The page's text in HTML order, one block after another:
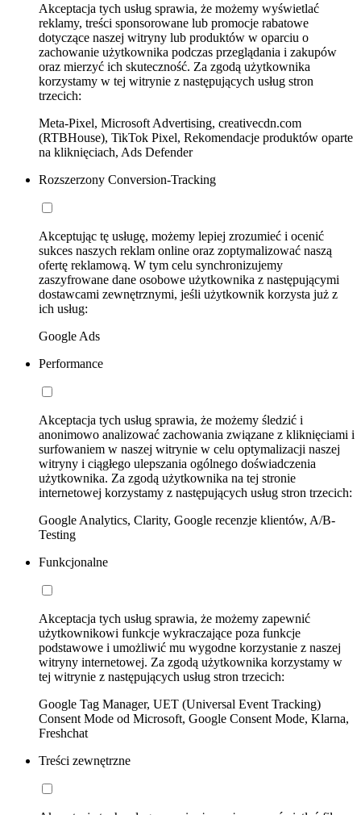
Akceptacja tych usług sprawia, że możemy wyświetlać
reklamy, treści sponsorowane lub promocje rabatowe
dotyczące naszej witryny lub produktów w oparciu o
zachowanie użytkownika podczas przeglądania i zakupów
oraz mierzyć ich skuteczność. Za zgodą użytkownika
korzystamy w tej witrynie z następujących usług stron
trzecich:
Meta-Pixel, Microsoft Advertising, creativecdn.com
(RTBHouse), TikTok Pixel, Rekomendacje produktów oparte
na kliknięciach, Ads Defender
Rozszerzony Conversion-Tracking
Akceptując tę usługę, możemy lepiej zrozumieć i ocenić
sukces naszych reklam online oraz zoptymalizować naszą
ofertę reklamową. W tym celu synchronizujemy
zaszyfrowane dane osobowe użytkownika z następującymi
dostawcami zewnętrznymi, jeśli użytkownik korzysta już z
ich usług:
Google Ads
Performance
Akceptacja tych usług sprawia, że możemy śledzić i
anonimowo analizować zachowania związane z kliknięciami i
surfowaniem w naszej witrynie w celu optymalizacji naszej
witryny i ciągłego ulepszania ogólnego doświadczenia
użytkownika. Za zgodą użytkownika na tej stronie
internetowej korzystamy z następujących usług stron trzecich:
Google Analytics, Clarity, Google recenzje klientów, A/B-
Testing
Funkcjonalne
Akceptacja tych usług sprawia, że możemy zapewnić
użytkownikowi funkcje wykraczające poza funkcje
podstawowe i umożliwić mu wygodne korzystanie z naszej
witryny internetowej. Za zgodą użytkownika korzystamy w
tej witrynie z następujących usług stron trzecich:
Google Tag Manager, UET (Universal Event Tracking)
Consent Mode od Microsoft, Google Consent Mode, Klarna,
Freshchat
Treści zewnętrzne